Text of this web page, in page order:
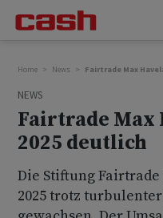
Home News Fairtrade Max
NEWS
Fairtrade Max
2025 deutlich
Die Stiftung
2025 trotz